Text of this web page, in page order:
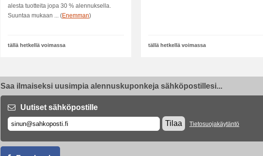
alesta tuotteita jopa 30 % alennuksella.
Suuntaa mukaan ... (Enemman)
tällä hetkellä voimassa tällä hetkellä voimassa
Saa ilmaiseksi uusimpia alennuskuponkeja sähköpostillesi...
Uutiset sähköpostille
Tilaa
Tietosuojakäytäntö